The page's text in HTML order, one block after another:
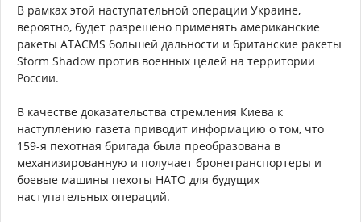
В рамках этой наступательной операции Украине,
вероятно, будет разрешено применять американские
ракеты ATACMS большей дальности и британские ракеты
Storm Shadow против военных целей на территории
России.
В качестве доказательства стремления Киева к
наступлению газета приводит информацию о том, что
159-я пехотная бригада была преобразована в
механизированную и получает бронетранспортеры и
боевые машины пехоты НАТО для будущих
наступательных операций.